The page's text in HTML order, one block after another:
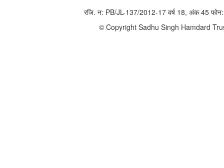
रजि. न: PB/JL-137/2012-17 वर्ष 18, अंक 45
© Copyright Sadhu Singh Hamdard